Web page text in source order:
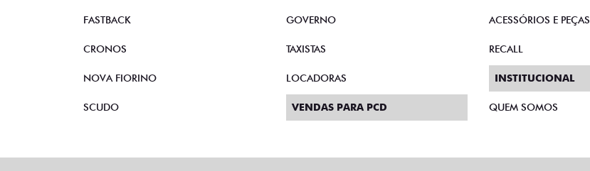
FASTBACK
CRONOS
NOVA FIORINO
SCUDO
GOVERNO
TAXISTAS
LOCADORAS
VENDAS PARA PCD
ACESSÓRIOS E PEÇAS
RECALL
INSTITUCIONAL
QUEM SOMOS